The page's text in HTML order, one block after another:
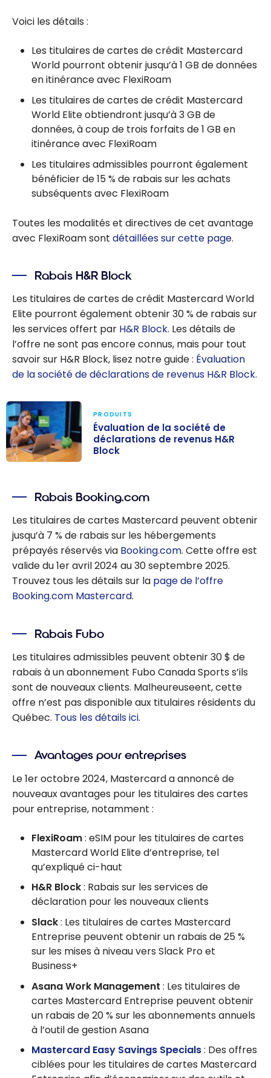
Voici les détails :
Les titulaires de cartes de crédit Mastercard
World pourront obtenir jusqu’à 1 GB de données
en itinérance avec FlexiRoam
Les titulaires de cartes de crédit Mastercard
World Elite obtiendront jusqu’à 3 GB de
données, à coup de trois forfaits de 1 GB en
itinérance avec FlexiRoam
Les titulaires admissibles pourront également
bénéficier de 15 % de rabais sur les achats
subséquents avec FlexiRoam
Toutes les modalités et directives de cet avantage
avec FlexiRoam sont détaillées sur cette page.
Rabais H&R Block
Les titulaires de cartes de crédit Mastercard World
Elite pourront également obtenir 30 % de rabais sur
les services offert par H&R Block. Les détails de
l’offre ne sont pas encore connus, mais pour tout
savoir sur H&R Block, lisez notre guide : Évaluation
de la société de déclarations de revenus H&R Block.
déclarations de
revenus H&R
Block
PRODUITS
Évaluation de la société de
déclarations de revenus H&R
Block
Rabais Booking.com
Les titulaires de cartes Mastercard peuvent obtenir
jusqu’à 7 % de rabais sur les hébergements
prépayés réservés via Booking.com. Cette offre est
valide du 1er avril 2024 au 30 septembre 2025.
Trouvez tous les détails sur la page de l’offre
Booking.com Mastercard.
Rabais Fubo
Les titulaires admissibles peuvent obtenir 30 $ de
rabais à un abonnement Fubo Canada Sports s’ils
sont de nouveaux clients. Malheureuseent, cette
offre n’est pas disponible aux titulaires résidents du
Québec. Tous les détails ici.
Avantages pour entreprises
Le 1er octobre 2024, Mastercard a annoncé de
nouveaux avantages pour les titulaires des cartes
pour entreprise, notamment :
FlexiRoam: eSIM pour les titulaires de cartes
Mastercard World Elite d’entreprise, tel
qu’expliqué ci-haut
H&R Block: Rabais sur les services de
déclaration pour les nouveaux clients
Slack: Les titulaires de cartes Mastercard
Entreprise peuvent obtenir un rabais de 25 %
sur les mises à niveau vers Slack Pro et
Business+
Asana Work Management : Les titulaires de
cartes Mastercard Entreprise peuvent obtenir
un rabais de 20 % sur les abonnements annuels
à l’outil de gestion Asana
Mastercard Easy Savings Specials: Des offres
ciblées pour les titulaires de cartes Mastercard